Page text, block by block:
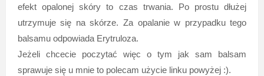
efekt opalonej skóry to czas trwania. Po prostu dłużej
utrzymuje się na skórze. Za opalanie w przypadku tego
balsamu odpowiada Erytruloza.
Jeżeli chcecie poczytać więc o tym jak sam balsam
sprawuje się u mnie to polecam użycie linku powyżej :).